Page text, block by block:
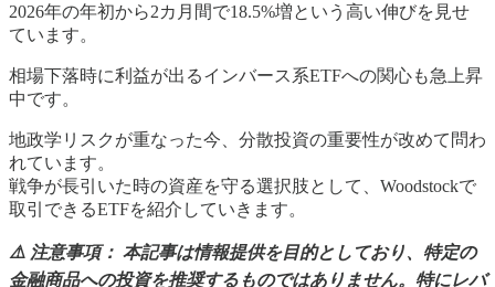
2026年の年初から2カ月間で18.5%増という高い伸びを見せ
ています。
相場下落時に利益が出るインバース系ETFへの関心も急上昇
中です。
地政学リスクが重なった今、分散投資の重要性が改めて問わ
れています。
戦争が長引いた時の資産を守る選択肢として、Woodstockで
取引できるETFを紹介していきます。
⚠️ 注意事項： 本記事は情報提供を目的としており、特定の
金融商品への投資を推奨するものではありません。特にレバ